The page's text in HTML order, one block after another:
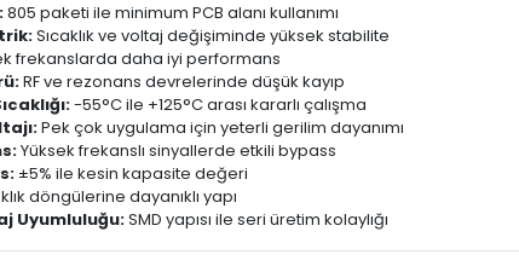
805 paketi ile minimum PCB alanı kullanımı
Sıcaklık ve voltaj değişiminde yüksek stabilite
frekanslarda daha iyi performans
RF ve rezonans devrelerinde düşük kayıp
-55°C ile +125°C arası kararlı çalışma
Pek çok uygulama için yeterli gerilim dayanımı
Yüksek frekanslı sinyallerde etkili bypass
±5% ile kesin kapasite değeri
döngülerine dayanıklı yapı
Uyumluluğu:SMD yapısı ile seri üretim kolaylığı